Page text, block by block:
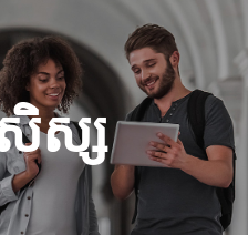
សិស្ស